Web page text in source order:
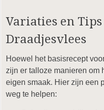
Variaties en
Draadjesvlees
Hoewel het basisrecept
zijn er talloze manieren om
eigen smaak. Hier zijn een
weg te helpen: